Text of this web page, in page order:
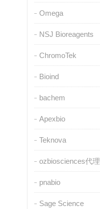
Omega
NSJ Bioreagents
ChromoTek
Bioind
bachem
Apexbio
Teknova
ozbiosciences代理
pnabio
Sage Science